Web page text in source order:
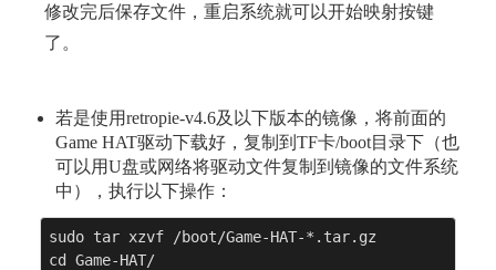
修改完后保存文件，重启系统就可以开始映射按键
了。
若是使用retropie-v4.6及以下版本的镜像，将前面的
Game HAT驱动下载好，复制到TF卡/boot目录下（也
可以用U盘或网络将驱动文件复制到镜像的文件系统
中），执行以下操作：
sudo tar xzvf /boot/Game-HAT-*.tar.gz
cd Game-HAT/